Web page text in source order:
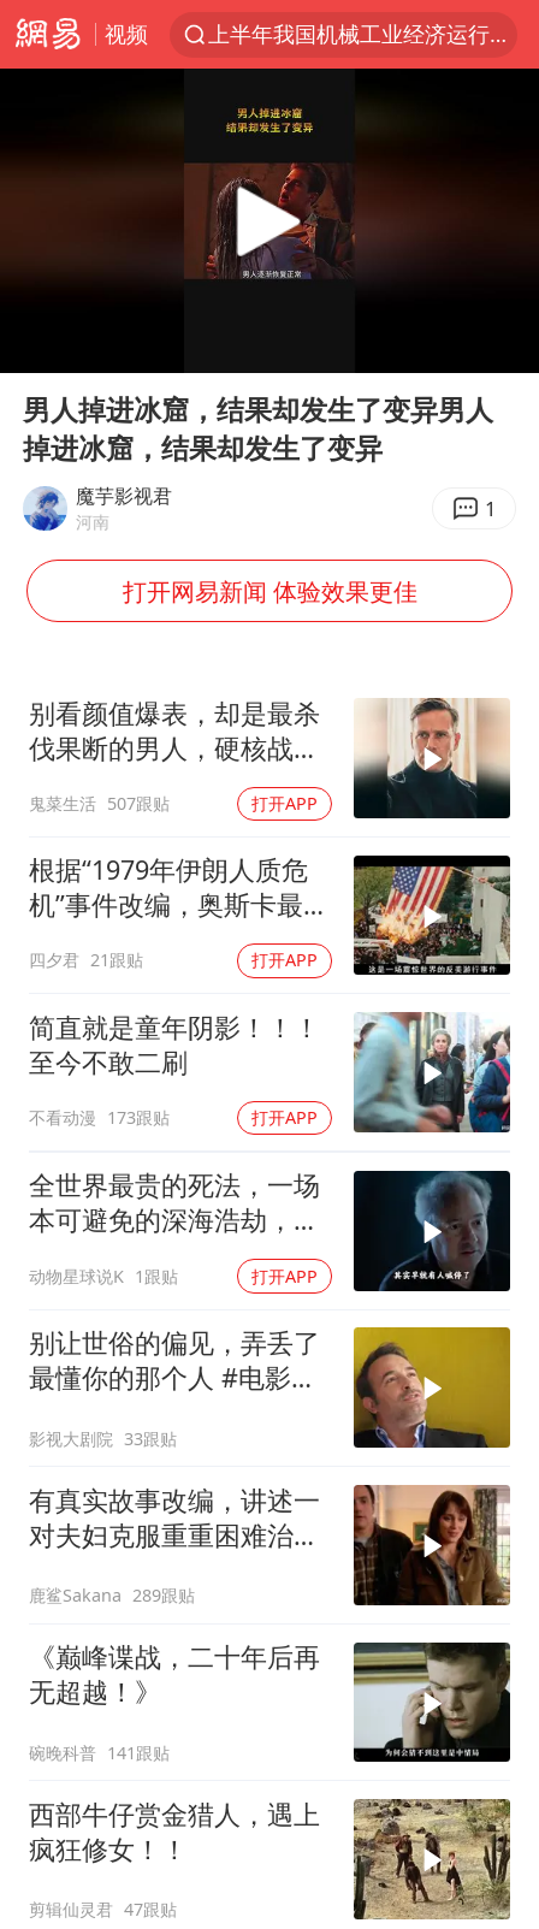
视频
上半年我国机械工业经济运行稳中有进
向鹏0-3不敌张本智和
泉州市委书记张毅恭被查
国防部回应日本试射“战斧”导弹
“新疆阿勒泰八月能滑雪”不实
陈幸同晋级WTT横滨冠军赛8强
山东潍坊发布大风黄色预警
公司“上四休三”但要降薪1000元
东方之约 相约未来
Play
男人掉进冰窟，结果却发生了变异男人
掉进冰窟，结果却发生了变异
魔芋影视君
河南 1
打开网易新闻 体验效果更佳
别看颜值爆表，却是最杀
伐果断的男人，硬核战术
鬼菜生活 507跟贴 打开APP
根据“1979年伊朗人质危
机”事件改编，奥斯卡最佳
四夕君 21跟贴 打开APP
简直就是童年阴影！！！
至今不敢二刷
不看动漫 173跟贴 打开APP
全世界最贵的死法，一场
本可避免的深海浩劫，
180万一张深海船票，载
着5名追梦人奔赴3800米
深海
动物星球说K 1跟贴 打开APP
别让世俗的偏见，弄丢了
最懂你的那个人 #电影解
影视大剧院 33跟贴
有真实故事改编，讲述一
对夫妇克服重重困难治疗
鹿鲨Sakana 289跟贴
《巅峰谍战，二十年后再
无超越！》
碗晚科普 141跟贴
西部牛仔赏金猎人，遇上
疯狂修女！！
剪辑仙灵君 47跟贴